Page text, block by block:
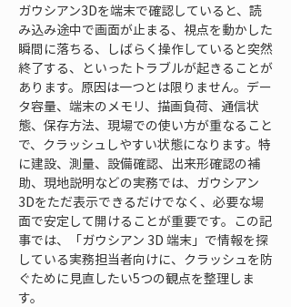
ガウシアン3Dを端末で確認していると、読
み込み途中で画面が止まる、視点を動かした
瞬間に落ちる、しばらく操作していると突然
終了する、といったトラブルが起きることが
あります。原因は一つとは限りません。デー
タ容量、端末のメモリ、描画負荷、通信状
態、保存方法、現場での使い方が重なること
で、クラッシュしやすい状態になります。特
に建設、測量、設備確認、出来形確認の補
助、現地説明などの実務では、ガウシアン
3Dをただ表示できるだけでなく、必要な場
面で安定して開けることが重要です。この記
事では、「ガウシアン 3D 端末」で情報を探
している実務担当者向けに、クラッシュを防
ぐために見直したい5つの観点を整理しま
す。